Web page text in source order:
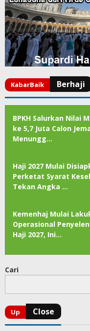
BPKH Salurkan Nilai
ke 5,7 Juta Calon
Menungg…
Haji 2027 Mulai
Perketat Syarat
Tekan Angka …
Kemenhaj Mulai
Operasional
Haji 2027, Ini…
Cari